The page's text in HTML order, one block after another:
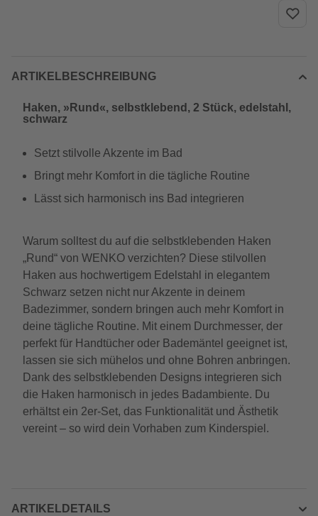
ARTIKELBESCHREIBUNG
Haken, »Rund«, selbstklebend, 2 Stück, edelstahl,
schwarz
Setzt stilvolle Akzente im Bad
Bringt mehr Komfort in die tägliche Routine
Lässt sich harmonisch ins Bad integrieren
Warum solltest du auf die selbstklebenden Haken
„Rund“ von WENKO verzichten? Diese stilvollen
Haken aus hochwertigem Edelstahl in elegantem
Schwarz setzen nicht nur Akzente in deinem
Badezimmer, sondern bringen auch mehr Komfort in
deine tägliche Routine. Mit einem Durchmesser, der
perfekt für Handtücher oder Bademäntel geeignet ist,
lassen sie sich mühelos und ohne Bohren anbringen.
Dank des selbstklebenden Designs integrieren sich
die Haken harmonisch in jedes Badambiente. Du
erhältst ein 2er-Set, das Funktionalität und Ästhetik
vereint – so wird dein Vorhaben zum Kinderspiel.
ARTIKELDETAILS